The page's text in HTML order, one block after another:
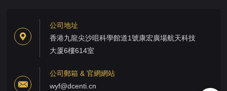
公司地址
香港九龍尖沙咀科學館道1號康宏廣場航天科技
大厦6樓614室
公司郵箱 & 官網網站
wyf@dcenti.cn